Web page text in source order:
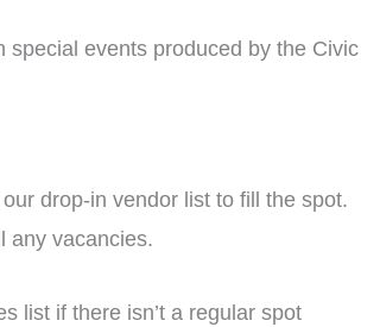
special events produced by the Civic
drop-in vendor list to fill the spot.
any vacancies.
list if there isn’t a regular spot